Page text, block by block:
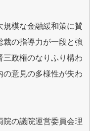
規模な金融緩和策に賛
裁の指導力が一段と強
三政権のなりふり構わ
の意見の多様性が失わ
院の議院運営委員会理